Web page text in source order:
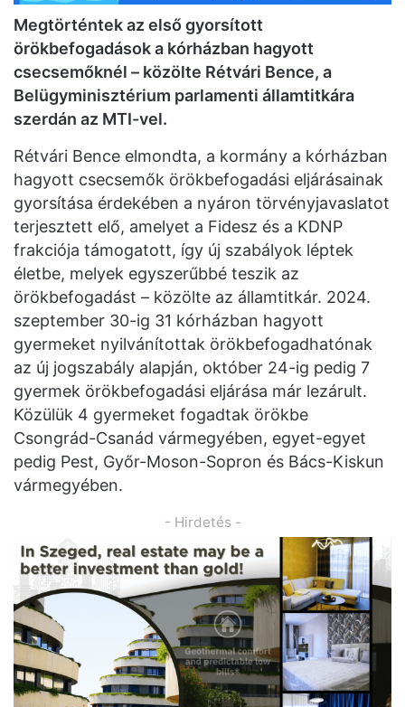
Megtörténtek az első gyorsított
örökbefogadások a kórházban hagyott
csecsemőknél – közölte Rétvári Bence, a
Belügyminisztérium parlamenti államtitkára
szerdán az MTI-vel.
Rétvári Bence elmondta, a kormány a kórházban
hagyott csecsemők örökbefogadási eljárásainak
gyorsítása érdekében a nyáron törvényjavaslatot
terjesztett elő, amelyet a Fidesz és a KDNP
frakciója támogatott, így új szabályok léptek
életbe, melyek egyszerűbbé teszik az
örökbefogadást – közölte az államtitkár. 2024.
szeptember 30-ig 31 kórházban hagyott
gyermeket nyilvánítottak örökbefogadhatónak
az új jogszabály alapján, október 24-ig pedig 7
gyermek örökbefogadási eljárása már lezárult.
Közülük 4 gyermeket fogadtak örökbe
Csongrád-Csanád vármegyében, egyet-egyet
pedig Pest, Győr-Moson-Sopron és Bács-Kiskun
vármegyében.
- Hirdetés -